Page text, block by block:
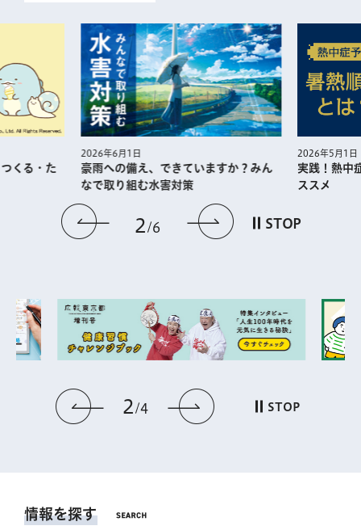
前のスライドを表示
2 6 次のスライドを
STOP
くる・た
2026年6月1日
豪雨への備え、できていますか？みん
なで取り組む水害対策
2026年5月1日
実践！熱中
ススメ
前のスライドを表示
2 4 次のスライドを表
STOP
情報を探す